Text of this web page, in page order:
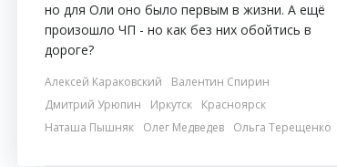
но для Оли оно было первым в жизни. А ещё
произошло ЧП - но как без них обойтись в
дороге?
Алексей Караковский
Валентин Спирин
Дмитрий Урюпин
Иркутск
Красноярск
Наташа Пышняк
Олег Медведев Ольга Терещенко